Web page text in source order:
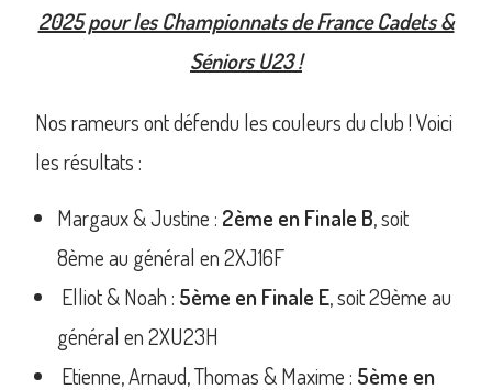
2025 pour les Championnats de France Cadets &
Séniors U23 !
Nos rameurs ont défendu les couleurs du club ! Voici
les résultats :
Margaux & Justine : 2ème en Finale B, soit
8ème au général en 2XJ16F
Elliot & Noah : 5ème en Finale E, soit 29ème au
général en 2XU23H
Etienne, Arnaud, Thomas & Maxime : 5ème en